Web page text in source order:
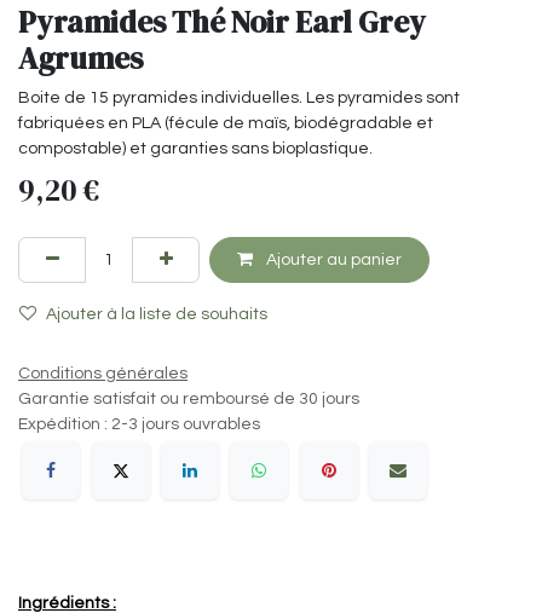
Pyramides Thé Noir Earl Grey
Agrumes
Boite de 15 pyramides individuelles. Les pyramides sont
fabriquées en PLA (fécule de maïs, biodégradable et
compostable) et garanties sans bioplastique.
9,20€
Ajouter au panier
Ajouter à la liste de souhaits
Conditions générales
Garantie satisfait ou remboursé de 30 jours
Expédition : 2-3 jours ouvrables
Ingrédients :